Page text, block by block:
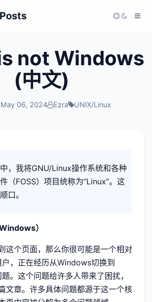
not Windows
(中文)
06, 2024 Ezra UNIX/Linux
，我将GNU/Linux操作系统和各种
（FOSS）项目统称为“Linux”。这
口。
）
这个页面，那么你很可能是一个相对
，正在经历从Windows切换到
。这个问题给许多人带来了困扰，
文章。许多具体问题都源于这一个核